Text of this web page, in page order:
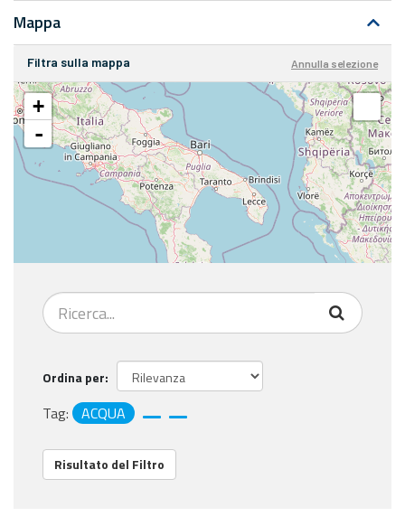
Mappa
Filtra sulla mappa Annulla selezione
+
-
Ordina per
Tag: ACQUA
Risultato del Filtro